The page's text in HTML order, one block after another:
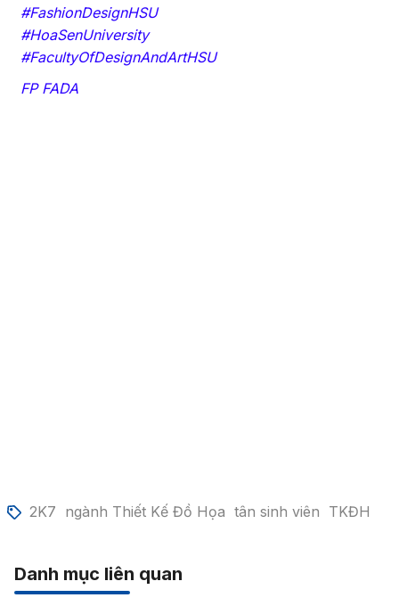
#FashionDesignHSU
#HoaSenUniversity
#FacultyOfDesignAndArtHSU
FP FADA
2K7 ngành Thiết Kế Đồ Họa tân sinh viên TKĐH
Danh mục liên quan